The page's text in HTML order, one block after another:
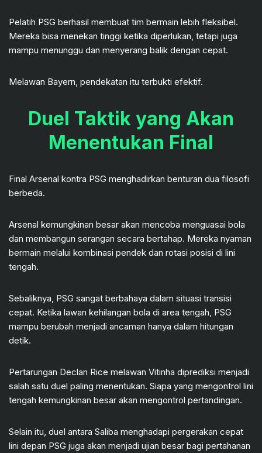
Pelatih PSG berhasil membuat tim bermain lebih fleksibel.
Mereka bisa menekan tinggi ketika diperlukan, tetapi juga
mampu menunggu dan menyerang balik dengan cepat.
Melawan Bayern, pendekatan itu terbukti efektif.
Duel Taktik yang Akan
Menentukan Final
Final Arsenal kontra PSG menghadirkan benturan dua filosofi
berbeda.
Arsenal kemungkinan besar akan mencoba menguasai bola
dan membangun serangan secara bertahap. Mereka nyaman
bermain melalui kombinasi pendek dan rotasi posisi di lini
tengah.
Sebaliknya, PSG sangat berbahaya dalam situasi transisi
cepat. Ketika lawan kehilangan bola di area tengah, PSG
mampu berubah menjadi ancaman hanya dalam hitungan
detik.
Pertarungan Declan Rice melawan Vitinha diprediksi menjadi
salah satu duel paling menentukan. Siapa yang mengontrol lini
tengah kemungkinan besar akan mengontrol pertandingan.
Selain itu, duel antara Saliba menghadapi pergerakan cepat
lini depan PSG juga akan menjadi ujian besar bagi pertahanan